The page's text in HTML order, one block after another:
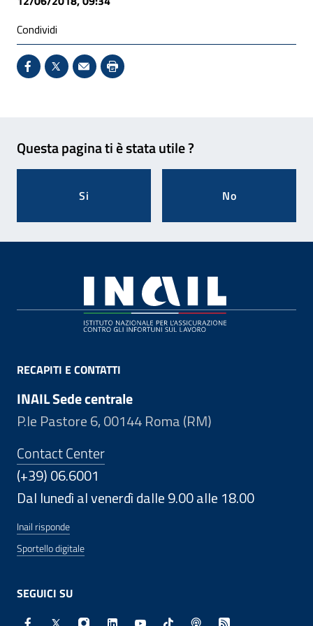
Condividi
Condividi su Facebook - Sito esterno - Apertura in
X - Sito esterno - Apertura in nuova finestra
Invio Mail: apre il programma di posta
Stampa pagina: scelta meno
Questa pagina ti è stata utile ?
Si No
RECAPITI E CONTATTI
INAIL Sede centrale
P.le Pastore 6, 00144 Roma (RM)
Contact Center
(+39) 06.6001
Dal lunedì al venerdì dalle 9.00 alle 18.00
Inail risponde
Sportello digitale
SEGUICI SU